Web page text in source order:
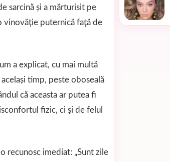
sarcină și a mărturisit pe
vinovăție puternică față de
a explicat, cu mai multă
timp, peste oboseală
că aceasta ar putea fi
fizic, ci și de felul
recunosc imediat: „Sunt zile